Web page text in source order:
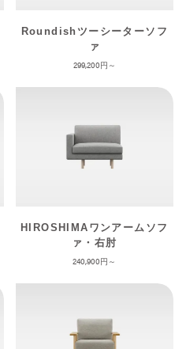
Roundishツーシーターソフ
ァ
299,200
HIROSHIMAワンアームソフ
ァ・右肘
240,900